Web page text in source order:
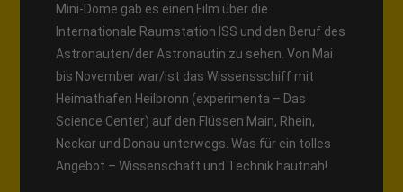
Mini-Dome gab es einen Film über die
Internationale Raumstation ISS und den Beruf des
Astronauten/der Astronautin zu sehen. Von Mai
bis November war/ist das Wissensschiff mit
Heimathafen Heilbronn (experimenta – Das
Science Center) auf den Flüssen Main, Rhein,
Neckar und Donau unterwegs. Was für ein tolles
Angebot – Wissenschaft und Technik hautnah!